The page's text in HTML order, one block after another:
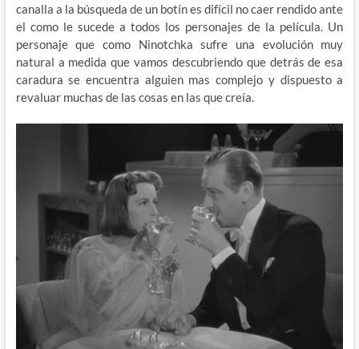
canalla a la búsqueda de un botín es difícil no caer rendido ante
el como le sucede a todos los personajes de la película. Un
personaje que como Ninotchka sufre una evolución muy
natural a medida que vamos descubriendo que detrás de esa
caradura se encuentra alguien mas complejo y dispuesto a
revaluar muchas de las cosas en las que creía.